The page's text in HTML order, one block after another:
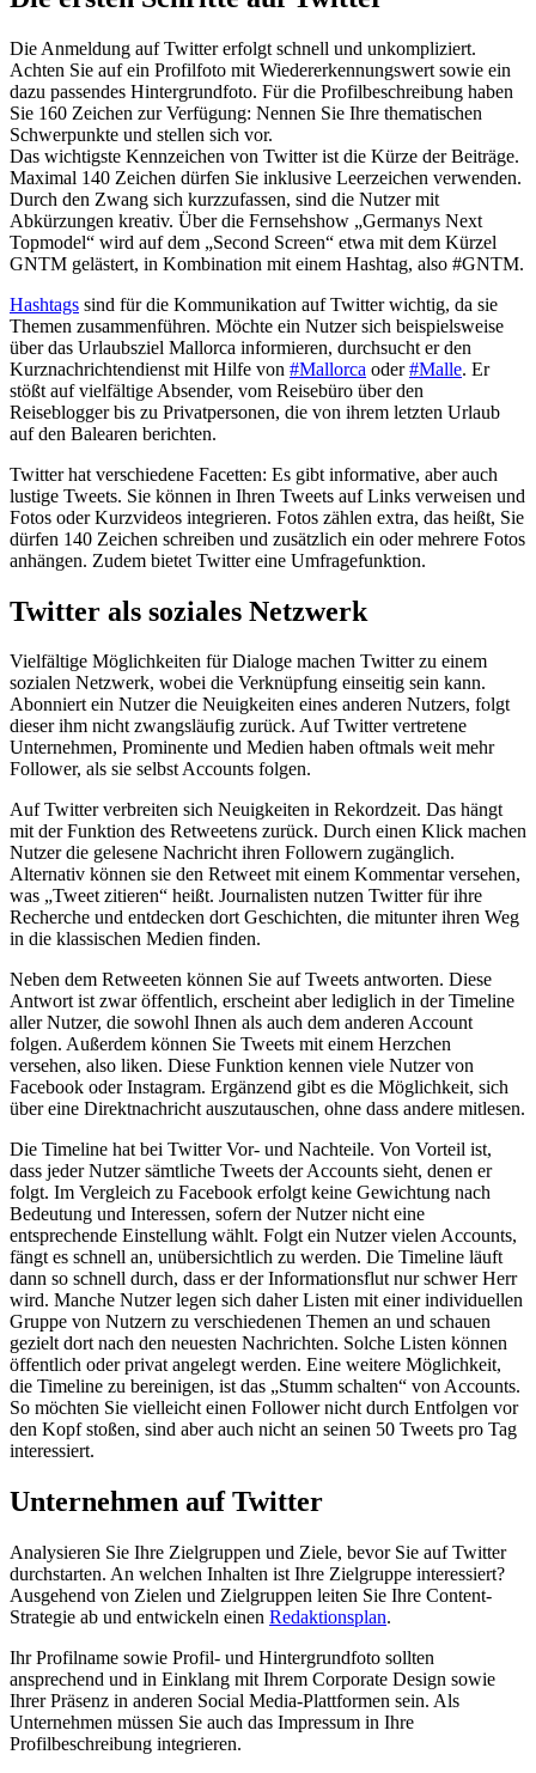
Die Anmeldung auf Twitter erfolgt schnell und unkompliziert.
Achten Sie auf ein Profilfoto mit Wiedererkennungswert sowie ein
dazu passendes Hintergrundfoto. Für die Profilbeschreibung haben
Sie 160 Zeichen zur Verfügung: Nennen Sie Ihre thematischen
Schwerpunkte und stellen sich vor.
Das wichtigste Kennzeichen von Twitter ist die Kürze der Beiträge.
Maximal 140 Zeichen dürfen Sie inklusive Leerzeichen verwenden.
Durch den Zwang sich kurzzufassen, sind die Nutzer mit
Abkürzungen kreativ. Über die Fernsehshow „Germanys Next
Topmodel“ wird auf dem „Second Screen“ etwa mit dem Kürzel
GNTM gelästert, in Kombination mit einem Hashtag, also #GNTM.
Hashtags sind für die Kommunikation auf Twitter wichtig, da sie
Themen zusammenführen. Möchte ein Nutzer sich beispielsweise
über das Urlaubsziel Mallorca informieren, durchsucht er den
Kurznachrichtendienst mit Hilfe von #Mallorca oder#Malle. Er
stößt auf vielfältige Absender, vom Reisebüro über den
Reiseblogger bis zu Privatpersonen, die von ihrem letzten Urlaub
auf den Balearen berichten.
Twitter hat verschiedene Facetten: Es gibt informative, aber auch
lustige Tweets. Sie können in Ihren Tweets auf Links verweisen und
Fotos oder Kurzvideos integrieren. Fotos zählen extra, das heißt, Sie
dürfen 140 Zeichen schreiben und zusätzlich ein oder mehrere Fotos
anhängen. Zudem bietet Twitter eine Umfragefunktion.
Twitter als soziales Netzwerk
Vielfältige Möglichkeiten für Dialoge machen Twitter zu einem
sozialen Netzwerk, wobei die Verknüpfung einseitig sein kann.
Abonniert ein Nutzer die Neuigkeiten eines anderen Nutzers, folgt
dieser ihm nicht zwangsläufig zurück. Auf Twitter vertretene
Unternehmen, Prominente und Medien haben oftmals weit mehr
Follower, als sie selbst Accounts folgen.
Auf Twitter verbreiten sich Neuigkeiten in Rekordzeit. Das hängt
mit der Funktion des Retweetens zurück. Durch einen Klick machen
Nutzer die gelesene Nachricht ihren Followern zugänglich.
Alternativ können sie den Retweet mit einem Kommentar versehen,
was „Tweet zitieren“ heißt. Journalisten nutzen Twitter für ihre
Recherche und entdecken dort Geschichten, die mitunter ihren Weg
in die klassischen Medien finden.
Neben dem Retweeten können Sie auf Tweets antworten. Diese
Antwort ist zwar öffentlich, erscheint aber lediglich in der Timeline
aller Nutzer, die sowohl Ihnen als auch dem anderen Account
folgen. Außerdem können Sie Tweets mit einem Herzchen
versehen, also liken. Diese Funktion kennen viele Nutzer von
Facebook oder Instagram. Ergänzend gibt es die Möglichkeit, sich
über eine Direktnachricht auszutauschen, ohne dass andere mitlesen.
Die Timeline hat bei Twitter Vor- und Nachteile. Von Vorteil ist,
dass jeder Nutzer sämtliche Tweets der Accounts sieht, denen er
folgt. Im Vergleich zu Facebook erfolgt keine Gewichtung nach
Bedeutung und Interessen, sofern der Nutzer nicht eine
entsprechende Einstellung wählt. Folgt ein Nutzer vielen Accounts,
fängt es schnell an, unübersichtlich zu werden. Die Timeline läuft
dann so schnell durch, dass er der Informationsflut nur schwer Herr
wird. Manche Nutzer legen sich daher Listen mit einer individuellen
Gruppe von Nutzern zu verschiedenen Themen an und schauen
gezielt dort nach den neuesten Nachrichten. Solche Listen können
öffentlich oder privat angelegt werden. Eine weitere Möglichkeit,
die Timeline zu bereinigen, ist das „Stumm schalten“ von Accounts.
So möchten Sie vielleicht einen Follower nicht durch Entfolgen vor
den Kopf stoßen, sind aber auch nicht an seinen 50 Tweets pro Tag
interessiert.
Unternehmen auf Twitter
Analysieren Sie Ihre Zielgruppen und Ziele, bevor Sie auf Twitter
durchstarten. An welchen Inhalten ist Ihre Zielgruppe interessiert?
Ausgehend von Zielen und Zielgruppen leiten Sie Ihre Content-
Strategie ab und entwickeln einen Redaktionsplan.
Ihr Profilname sowie Profil- und Hintergrundfoto sollten
ansprechend und in Einklang mit Ihrem Corporate Design sowie
Ihrer Präsenz in anderen Social Media-Plattformen sein. Als
Unternehmen müssen Sie auch das Impressum in Ihre
Profilbeschreibung integrieren.